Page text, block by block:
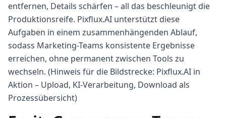
entfernen, Details schärfen – all das beschleunigt die
Produktionsreife. Pixflux.AI unterstützt diese
Aufgaben in einem zusammenhängenden Ablauf,
sodass Marketing-Teams konsistente Ergebnisse
erreichen, ohne permanent zwischen Tools zu
wechseln. (Hinweis für die Bildstrecke: Pixflux.AI in
Aktion – Upload, KI-Verarbeitung, Download als
Prozessübersicht)